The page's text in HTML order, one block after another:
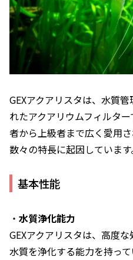
GEXアクアリスタは、水質
れたアクアリウムフィルタ
者から上級者まで広く愛用
数々の特長に起因しています
基本性能
・ 水質浄化能力
GEXアクアリスタは、高度
水質を浄化する能力を持っ